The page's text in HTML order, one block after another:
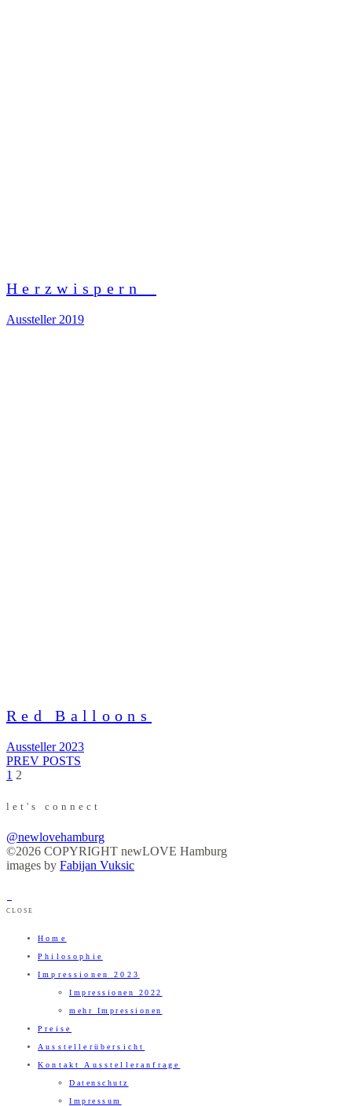
Herzwispern
Aussteller 2019
Red Balloons
Aussteller 2023
PREV POSTS
1 2
let's connect
@newlovehamburg
©2026 COPYRIGHT newLOVE Hamburg
images by Fabijan Vuksic
CLOSE
Home
Philosophie
Impressionen 2023
Impressionen 2022
mehr Impressionen
Preise
Ausstellerübersicht
Kontakt Ausstelleranfrage
Datenschutz
Impressum